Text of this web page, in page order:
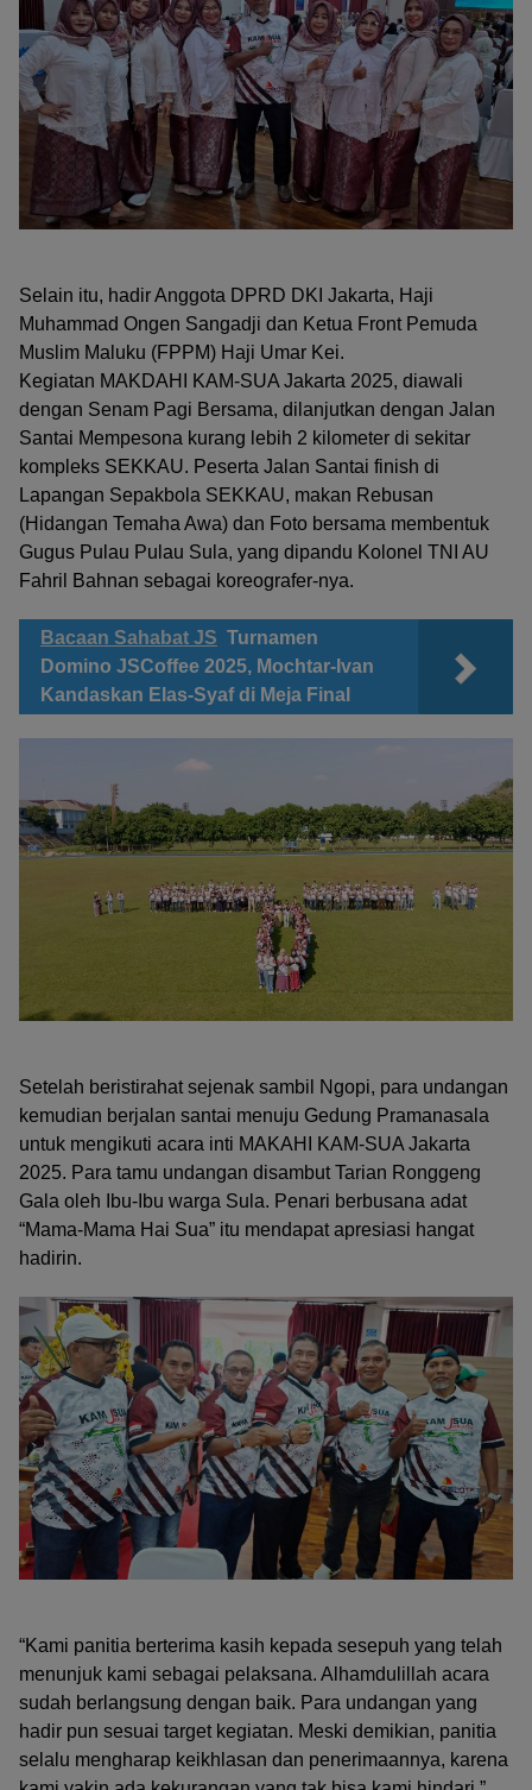
Selain itu, hadir Anggota DPRD DKI Jakarta, Haji
Muhammad Ongen Sangadji dan Ketua Front Pemuda
Muslim Maluku (FPPM) Haji Umar Kei.
Kegiatan MAKDAHI KAM-SUA Jakarta 2025, diawali
dengan Senam Pagi Bersama, dilanjutkan dengan Jalan
Santai Mempesona kurang lebih 2 kilometer di sekitar
kompleks SEKKAU. Peserta Jalan Santai finish di
Lapangan Sepakbola SEKKAU, makan Rebusan
(Hidangan Temaha Awa) dan Foto bersama membentuk
Gugus Pulau Pulau Sula, yang dipandu Kolonel TNI AU
Fahril Bahnan sebagai koreografer-nya.
Bacaan Sahabat JS Turnamen
Domino JSCoffee 2025, Mochtar-Ivan
Kandaskan Elas-Syaf di Meja Final
Setelah beristirahat sejenak sambil Ngopi, para undangan
kemudian berjalan santai menuju Gedung Pramanasala
untuk mengikuti acara inti MAKAHI KAM-SUA Jakarta
2025. Para tamu undangan disambut Tarian Ronggeng
Gala oleh Ibu-Ibu warga Sula. Penari berbusana adat
“Mama-Mama Hai Sua” itu mendapat apresiasi hangat
hadirin.
“Kami panitia berterima kasih kepada sesepuh yang telah
menunjuk kami sebagai pelaksana. Alhamdulillah acara
sudah berlangsung dengan baik. Para undangan yang
hadir pun sesuai target kegiatan. Meski demikian, panitia
selalu mengharap keikhlasan dan penerimaannya, karena